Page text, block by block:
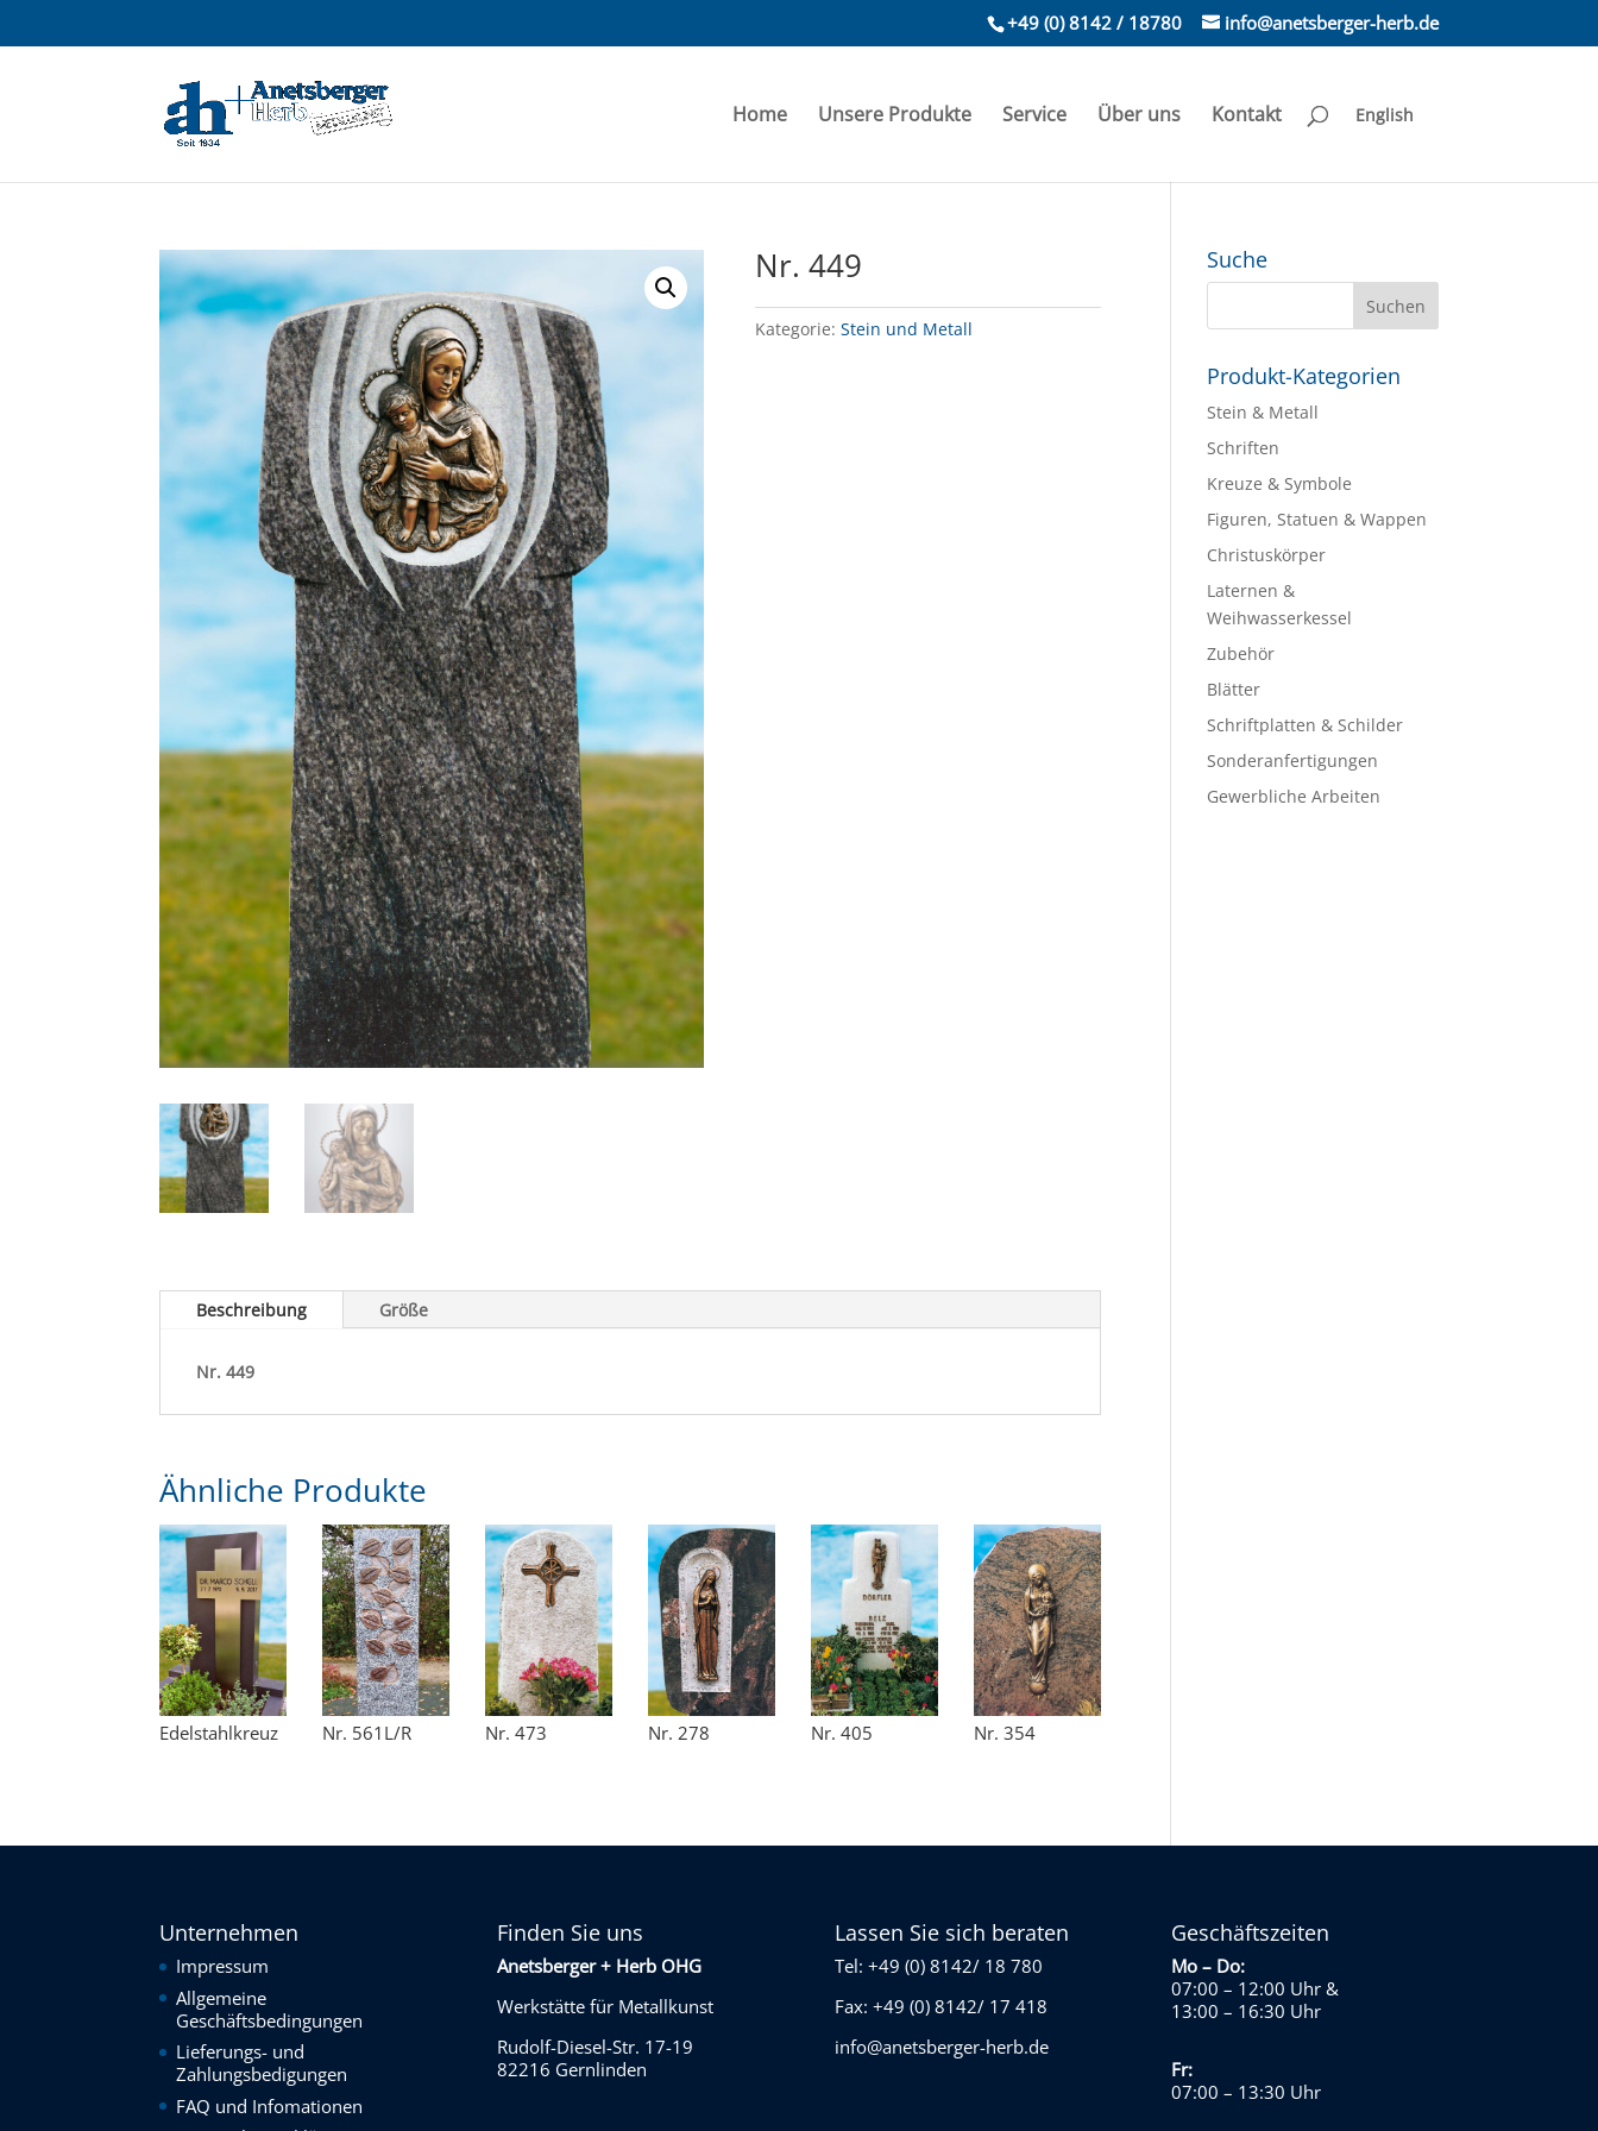
+49 (0) 8142 / 18780 info@anetsberger-herb.de
Home Unsere Produkte Service Über uns Kontakt English
Nr. 449
Kategorie:Stein und Metall
Beschreibung Größe
Nr. 449
Ähnliche Produkte
Edelstahlkreuz Nr. 561L/R Nr. 473 Nr. 278 Nr. 405 Nr. 354
Suche
Produkt-Kategorien
Stein & Metall
Schriften
Kreuze & Symbole
Figuren, Statuen & Wappen
Christuskörper
Laternen &
Weihwasserkessel
Zubehör
Blätter
Schriftplatten & Schilder
Sonderanfertigungen
Gewerbliche Arbeiten
Unternehmen
Impressum
Allgemeine
Geschäftsbedingungen
Lieferungs- und
Zahlungsbedigungen
FAQ und Infomationen
Finden Sie uns
Anetsberger + Herb OHG
Werkstätte für Metallkunst
Rudolf-Diesel-Str. 17-19
82216 Gernlinden
Lassen Sie sich beraten
Tel: +49 (0) 8142/ 18 780
Fax: +49 (0) 8142/ 17 418
info@anetsberger-herb.de
Geschäftszeiten
Mo – Do:
07:00 – 12:00 Uhr &
13:00 – 16:30 Uhr
Fr:
07:00 – 13:30 Uhr